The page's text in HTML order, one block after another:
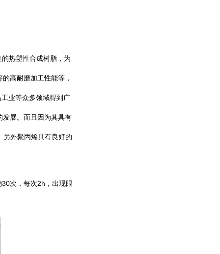
热塑性合成树脂，为
高耐磨加工性能等，
业等众多领域得到广
发展。而且因为其具有
另外聚丙烯具有良好的
30次，每次2h ，出现眼